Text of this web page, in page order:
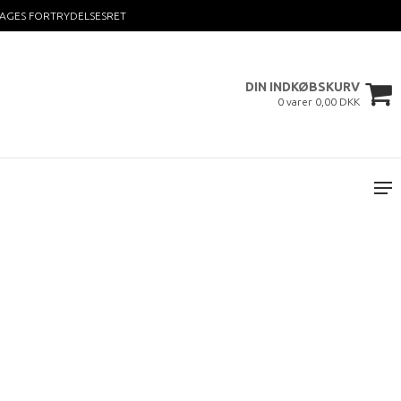
FORTRYDELSESRET
DIN INDKØBSKURV
0 varer 0,00 DKK